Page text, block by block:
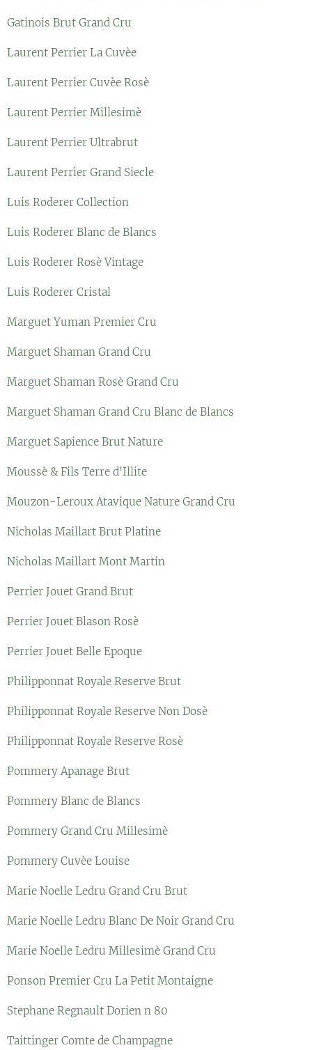
Gatinois Brut Grand Cru
Laurent Perrier La Cuvèe
Laurent Perrier Cuvèe Rosè
Laurent Perrier Millesimè
Laurent Perrier Ultrabrut
Laurent Perrier Grand Siecle
Luis Roderer Collection
Luis Roderer Blanc de Blancs
Luis Roderer Rosè Vintage
Luis Roderer Cristal
Marguet Yuman Premier Cru
Marguet Shaman Grand Cru
Marguet Shaman Rosè Grand Cru
Marguet Shaman Grand Cru Blanc de Blancs
Marguet Sapience Brut Nature
Moussè & Fils Terre d'Illite
Mouzon-Leroux Atavique Nature Grand Cru
Nicholas Maillart Brut Platine
Nicholas Maillart Mont Martin
Perrier Jouet Grand Brut
Perrier Jouet Blason Rosè
Perrier Jouet Belle Epoque
Philipponnat Royale Reserve Brut
Philipponnat Royale Reserve Non Dosè
Philipponnat Royale Reserve Rosè
Pommery Apanage Brut
Pommery Blanc de Blancs
Pommery Grand Cru Millesimè
Pommery Cuvèe Louise
Marie Noelle Ledru Grand Cru Brut
Marie Noelle Ledru Blanc De Noir Grand Cru
Marie Noelle Ledru Millesimè Grand Cru
Ponson Premier Cru La Petit Montaigne
Stephane Regnault Dorien n 80
Taittinger Comte de Champagne